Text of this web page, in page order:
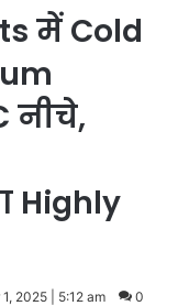
में Cold
नीचे,
Highly
2025 | 5:12 am 0